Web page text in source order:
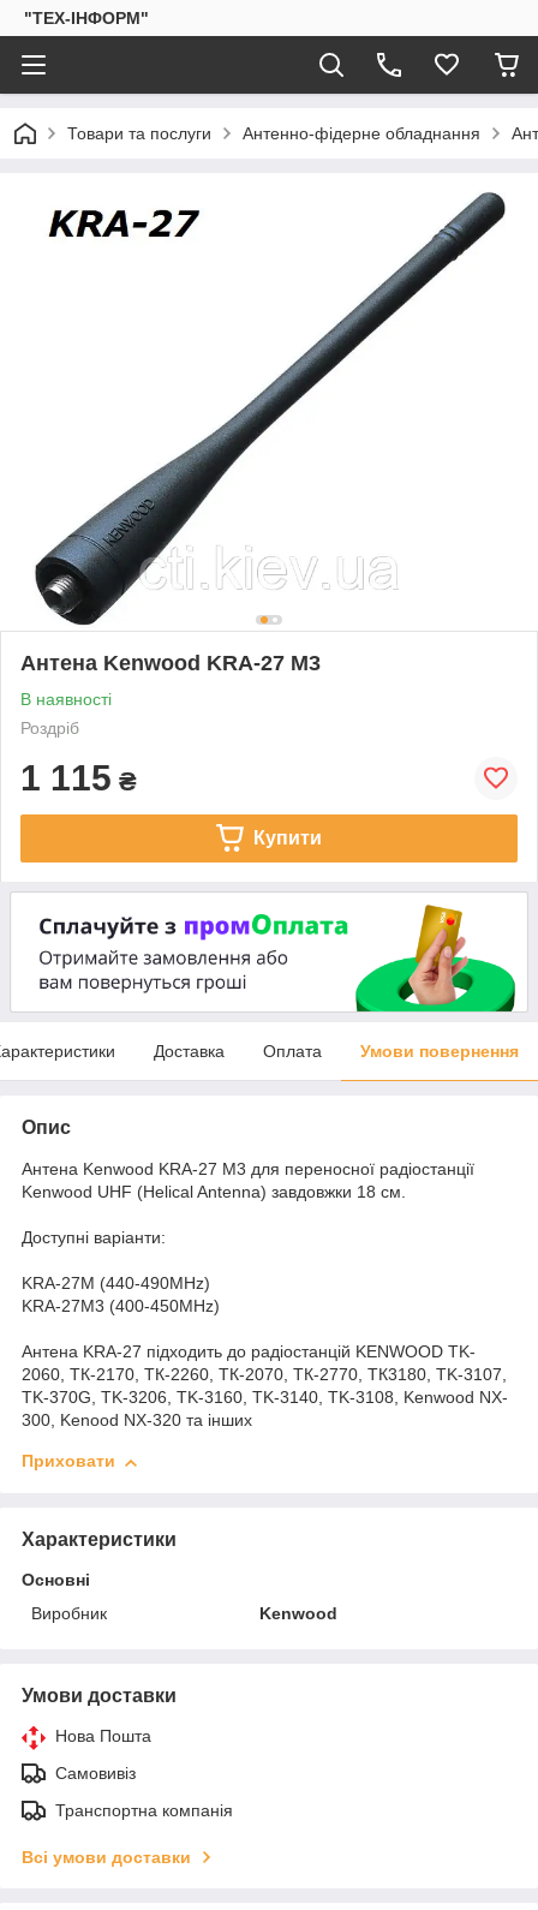
"ТЕХ-ІНФОРМ"
Товари та послуги Антенно-фідерне обладнання
Антена Kenwood KRA-27 M3
В наявності
Роздріб
1 115 ₴
Купити
Доставка Оплата Умови повернення
Опис
Антена Kenwood KRA-27 M3 для переносної радіостанції
Kenwood UHF (Helical Antenna) завдовжки 18 см.
Доступні варіанти:
KRA-27M (440-490MHz)
KRA-27M3 (400-450MHz)
Антена KRA-27 підходить до радіостанцій KENWOOD TK-
2060, ТК-2170, ТК-2260, ТК-2070, ТК-2770, ТК3180, TK-3107,
TK-370G, TK-3206, TK-3160, TK-3140, TK-3108, Kenwood NX-
300, Kenood NX-320 та інших
Приховати
Характеристики
Основні
Виробник
Kenwood
Умови доставки
Нова Пошта
Самовивіз
Транспортна компанія
Всі умови доставки